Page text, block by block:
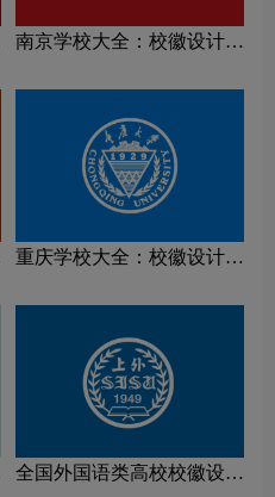
南京学校大全：校徽设计理
重庆学校大全：校徽设计理
全国外国语类高校校徽设计